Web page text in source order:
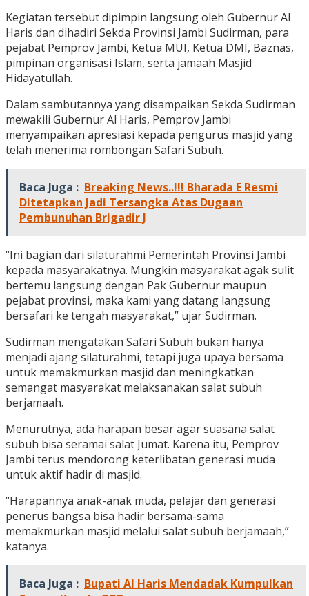
Kegiatan tersebut dipimpin langsung oleh Gubernur Al
Haris dan dihadiri Sekda Provinsi Jambi Sudirman, para
pejabat Pemprov Jambi, Ketua MUI, Ketua DMI, Baznas,
pimpinan organisasi Islam, serta jamaah Masjid
Hidayatullah.
Dalam sambutannya yang disampaikan Sekda Sudirman
mewakili Gubernur Al Haris, Pemprov Jambi
menyampaikan apresiasi kepada pengurus masjid yang
telah menerima rombongan Safari Subuh.
Baca Juga : Breaking News..!!! Bharada E Resmi
Ditetapkan Jadi Tersangka Atas Dugaan
Pembunuhan Brigadir J
“Ini bagian dari silaturahmi Pemerintah Provinsi Jambi
kepada masyarakatnya. Mungkin masyarakat agak sulit
bertemu langsung dengan Pak Gubernur maupun
pejabat provinsi, maka kami yang datang langsung
bersafari ke tengah masyarakat,” ujar Sudirman.
Sudirman mengatakan Safari Subuh bukan hanya
menjadi ajang silaturahmi, tetapi juga upaya bersama
untuk memakmurkan masjid dan meningkatkan
semangat masyarakat melaksanakan salat subuh
berjamaah.
Menurutnya, ada harapan besar agar suasana salat
subuh bisa seramai salat Jumat. Karena itu, Pemprov
Jambi terus mendorong keterlibatan generasi muda
untuk aktif hadir di masjid.
“Harapannya anak-anak muda, pelajar dan generasi
penerus bangsa bisa hadir bersama-sama
memakmurkan masjid melalui salat subuh berjamaah,”
katanya.
Baca Juga : Bupati Al Haris Mendadak Kumpulkan